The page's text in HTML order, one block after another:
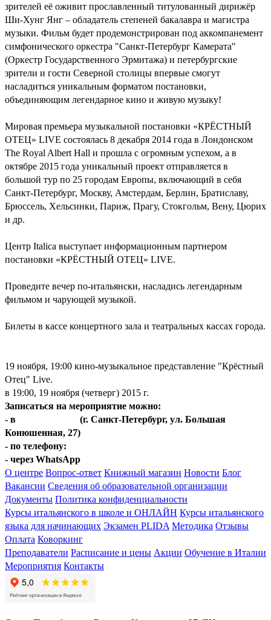
зрителей её оживит прославленный титулованный дирижёр
Ши-Хунг Янг – обладатель степеней бакалавра и магистра
музыки. Фильм будет продемонстрирован под аккомпанемент
симфонического оркестра "Санкт-Петербург Камерата"
(Оркестр Государственного Эрмитажа) и петербургские
зрители и гости Северной столицы впервые смогут
насладиться уникальным форматом постановки,
объединяющим легендарное кино и живую музыку!
Мировая премьера музыкальной постановки «КРЁСТНЫЙ
ОТЕЦ» LIVE состоялась 8 декабря 2014 года в Лондонском
The Royal Albert Hall и прошла с огромным успехом, а в
октябре 2015 года уникальный проект отправляется в
большой тур по 25 городам Европы, включающий в себя
Санкт-Петербург, Москву, Амстердам, Берлин, Братиславу,
Брюссель, Хельсинки, Париж, Прагу, Стокгольм, Вену, Цюрих
и др.
Центр Italica выступает информационным партнером
постановки «КРЁСТНЫЙ ОТЕЦ» LIVE.
Проведите вечер по-итальянски, насладись легендарным
фильмом и чарующей музыкой.
Билеты в кассе концертного зала и театральных кассах города.
19 ноября, 19:00 кино-музыкальное представление "Крёстный
Отец" Live.
в 19:00, 19 ноября (четверг) 2015 г.
Записаться на мероприятие можно:
- в
(г. Санкт-Петербург, ул. Большая
Конюшенная, 27)
- по телефону:
- через WhatsApp
О центре Вопрос-ответ Книжный магазин Новости Блог
Вакансии Сведения об образовательной организации
Документы Политика конфиденциальности
Курсы итальянского в школе и ОНЛАЙН Курсы итальянского
языка для начинающих Экзамен PLIDA Методика Отзывы
Оплата Коворкинг
Преподаватели Расписание и цены Акции Обучение в Италии
Мероприятия Контакты